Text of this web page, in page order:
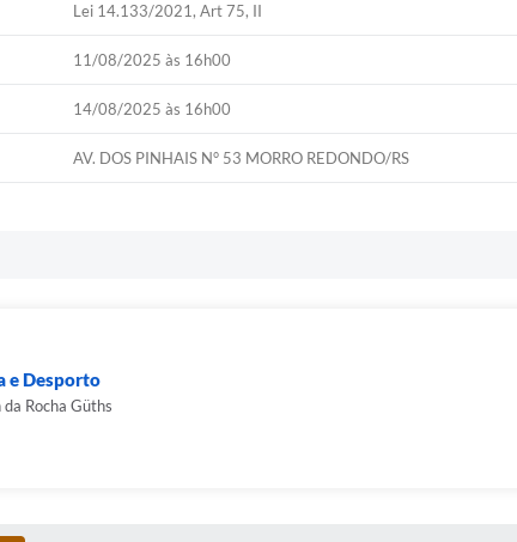
Lei 14.133/2021, Art 75, II
11/08/2025 às 16h00
14/08/2025 às 16h00
AV. DOS PINHAIS N° 53 MORRO REDONDO/RS
e Desporto
Rocha Güths